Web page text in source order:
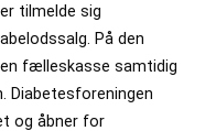
tilmelde sig
På den
fælleskasse samtidig
Diabetesforeningen
og åbner for